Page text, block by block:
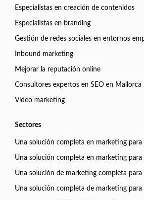
Especialistas en creación de contenidos
Especialistas en branding
Gestión de redes sociales en entornos
Inbound marketing
Mejorar la reputación online
Consultores expertos en SEO en Mallorca
Video marketing
Sectores
Una solución completa en marketing para
Una solución completa en marketing para
Una solución de marketing completa para
Una solución completa de marketing para